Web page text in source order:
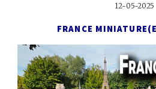
12-05-2025
FRANCE MINIATURE